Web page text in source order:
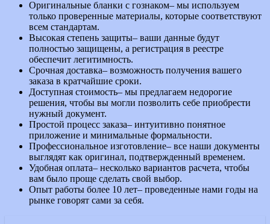
Оригинальные бланки с гознаком– мы используем
только проверенные материалы, которые соответствуют
всем стандартам.
Высокая степень защиты– ваши данные будут
полностью защищены, а регистрация в реестре
обеспечит легитимность.
Срочная доставка– возможность получения вашего
заказа в кратчайшие сроки.
Доступная стоимость– мы предлагаем недорогие
решения, чтобы вы могли позволить себе приобрести
нужный документ.
Простой процесс заказа– интуитивно понятное
приложение и минимальные формальности.
Профессиональное изготовление– все наши документы
выглядят как оригинал, подтвержденный временем.
Удобная оплата– несколько вариантов расчета, чтобы
вам было проще сделать свой выбор.
Опыт работы более 10 лет– проведенные нами годы на
рынке говорят сами за себя.